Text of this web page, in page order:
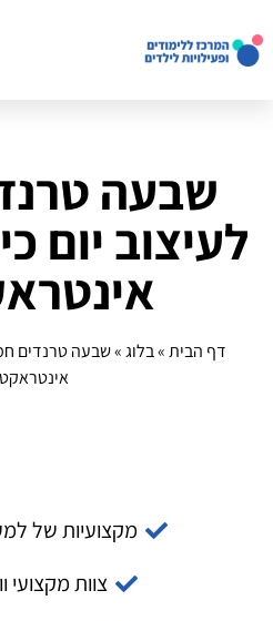
שבעה
לעיצוב יום
דף הבית»בלוג»שבעה טרנדים
מקצועיות של
צוות מקצועי